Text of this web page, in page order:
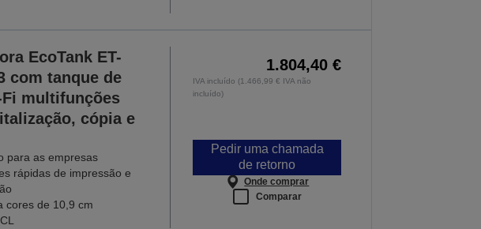
EcoTank ET-
com tanque de
multifunções
cópia e
para as empresas
rápidas de impressão e
cores de 10,9 cm
1.804,40 €
IVA incluído (1.466,99 € IVA não
incluído)
Pedir uma chamada
de retorno
Onde comprar
Comparar